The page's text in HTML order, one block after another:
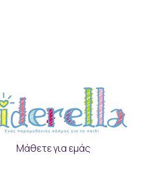
Μάθετε για εμάς